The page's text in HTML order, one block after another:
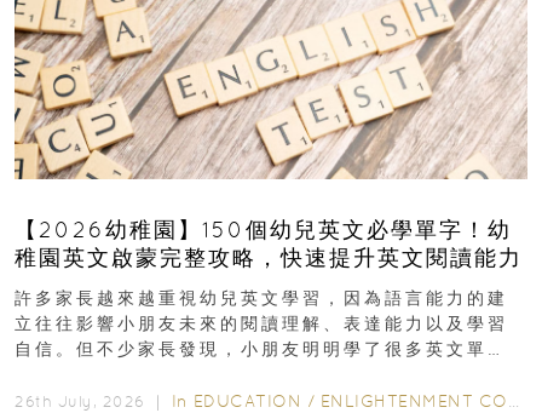
【2026幼稚園】150個幼兒英文必學單字！幼
稚園英文啟蒙完整攻略，快速提升英文閱讀能力
許多家長越來越重視幼兒英文學習，因為語言能力的建
立往往影響小朋友未來的閱讀理解、表達能力以及學習
自信。但不少家長發現，小朋友明明學了很多英文單
26th July, 2026 ｜ In EDUCATION / ENLIGHTENMENT CORNER